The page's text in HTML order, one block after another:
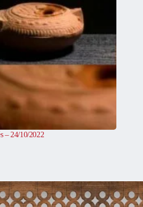
– 24/10/2022